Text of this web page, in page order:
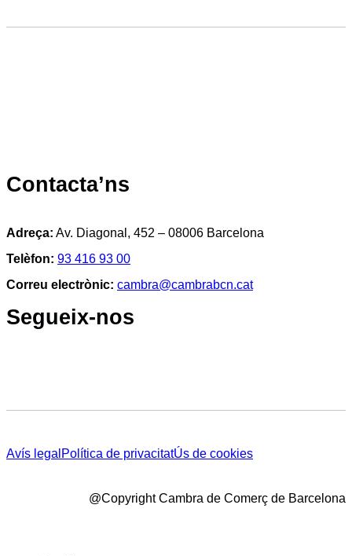
Contacta’ns
Adreça: Av. Diagonal, 452 – 08006 Barcelona
Telèfon: 93 416 93 00
Correu electrònic: cambra@cambrabcn.cat
Segueix-nos
Avís legal Política de privacitatÚs de cookies
@Copyright Cambra de Comerç de Barcelona